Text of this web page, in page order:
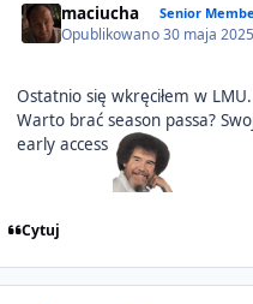
maciucha Senior
Opublikowano30 maja 2025
Ostatnio się wkręciłem w
Warto brać season passa?
early access
Cytuj